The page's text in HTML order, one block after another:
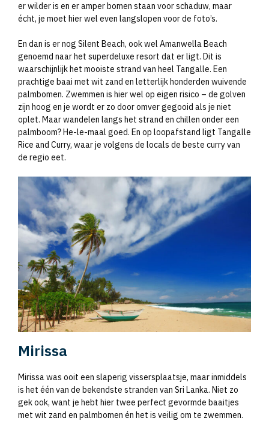
er wilder is en er amper bomen staan voor schaduw, maar
écht, je moet hier wel even langslopen voor de foto’s.
En dan is er nog Silent Beach, ook wel Amanwella Beach
genoemd naar het superdeluxe resort dat er ligt. Dit is
waarschijnlijk het mooiste strand van heel Tangalle. Een
prachtige baai met wit zand en letterlijk honderden wuivende
palmbomen. Zwemmen is hier wel op eigen risico – de golven
zijn hoog en je wordt er zo door omver gegooid als je niet
oplet. Maar wandelen langs het strand en chillen onder een
palmboom? He-le-maal goed. En op loopafstand ligt Tangalle
Rice and Curry, waar je volgens de locals de beste curry van
de regio eet.
Mirissa
Mirissa was ooit een slaperig vissersplaatsje, maar inmiddels
is het één van de bekendste stranden van Sri Lanka. Niet zo
gek ook, want je hebt hier twee perfect gevormde baaitjes
met wit zand en palmbomen én het is veilig om te zwemmen.